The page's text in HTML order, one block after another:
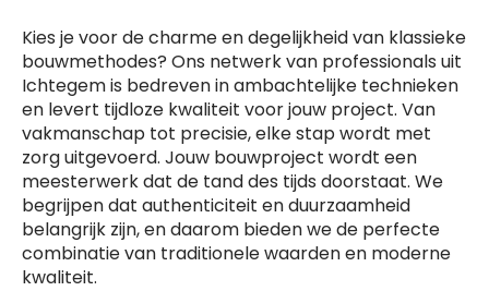
Kies je voor de charme en degelijkheid van klassieke
bouwmethodes? Ons netwerk van professionals uit
Ichtegem is bedreven in ambachtelijke technieken
en levert tijdloze kwaliteit voor jouw project. Van
vakmanschap tot precisie, elke stap wordt met
zorg uitgevoerd. Jouw bouwproject wordt een
meesterwerk dat de tand des tijds doorstaat. We
begrijpen dat authenticiteit en duurzaamheid
belangrijk zijn, en daarom bieden we de perfecte
combinatie van traditionele waarden en moderne
kwaliteit.